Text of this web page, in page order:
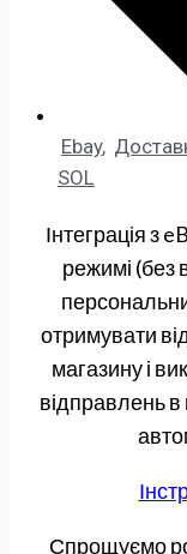
Ebay,
SOL
Інтеграція з
режимі (без
отримувати
магазину і
відправлень
Спрощуємо